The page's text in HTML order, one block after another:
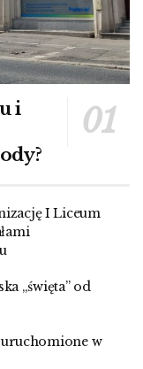
i
I Liceum
„święta” od
w